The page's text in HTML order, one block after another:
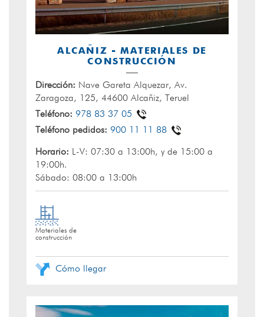
ALCAÑIZ - MATERIALES DE
CONSTRUCCIÓN
Dirección: Nave Gareta Alquezar, Av.
Zaragoza, 125, 44600 Alcañiz, Teruel
Teléfono: 978 83 37 05
Teléfono pedidos: 900 11 11 88
Horario: L-V: 07:30 a 13:00h, y de 15:00 a
19:00h.
Sábado: 08:00 a 13:00h
Materiales de
construcción
Cómo llegar